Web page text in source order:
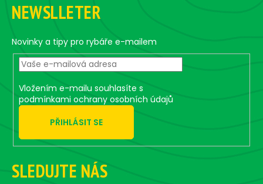
STANDUP
-
5
KS,
20
G
75
Kč
NEWSLLETER
Novinky a tipy pro rybáře e-mailem
Vložením e-mailu souhlasíte s
podmínkami ochrany osobních údajů
PŘIHLÁSIT SE
SLEDUJTE NÁS